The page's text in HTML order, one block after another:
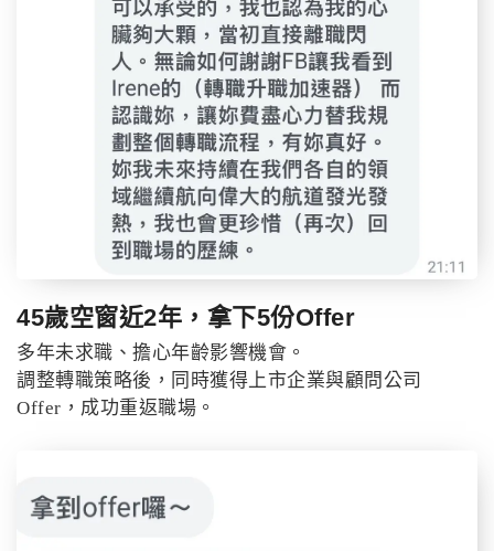
45歲空窗近2年，拿下5份Offer
多年未求職、擔心年齡影響機會。
調整轉職策略後，同時獲得上市企業與顧問公司
Offer，成功重返職場。